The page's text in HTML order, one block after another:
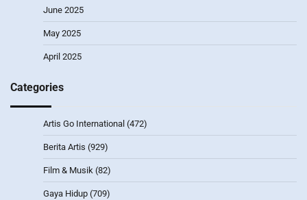
June 2025
May 2025
April 2025
Categories
Artis Go International (472)
Berita Artis (929)
Film & Musik (82)
Gaya Hidup (709)